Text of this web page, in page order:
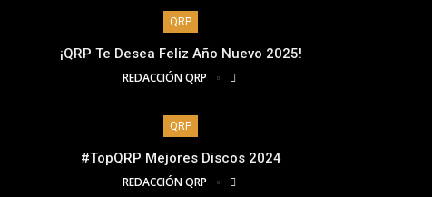
QRP
¡QRP Te Desea Feliz Año Nuevo 2025!
REDACCIÓN QRP
QRP
#TopQRP Mejores Discos 2024
REDACCIÓN QRP